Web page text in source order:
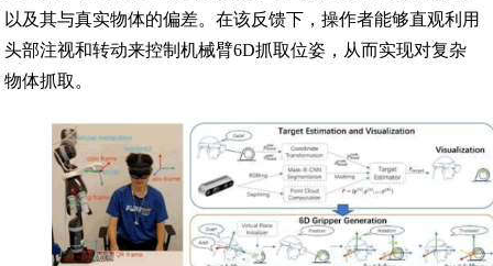
以及其与真实物体的偏差。在该反馈下，操作者能够直观利用
头部注视和转动来控制机械臂6D抓取位姿，从而实现对复杂
物体抓取。